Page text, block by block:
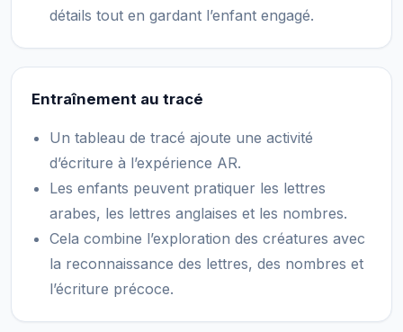
détails tout en gardant l’enfant engagé.
Entraînement au tracé
Un tableau de tracé ajoute une activité
d’écriture à l’expérience AR.
Les enfants peuvent pratiquer les lettres
arabes, les lettres anglaises et les nombres.
Cela combine l’exploration des créatures avec
la reconnaissance des lettres, des nombres et
l’écriture précoce.